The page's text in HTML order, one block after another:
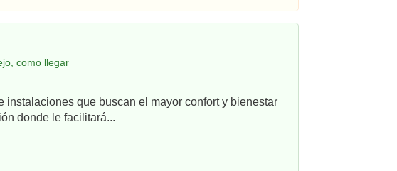
como llegar
instalaciones que buscan el mayor confort y bienestar
donde le facilitará...